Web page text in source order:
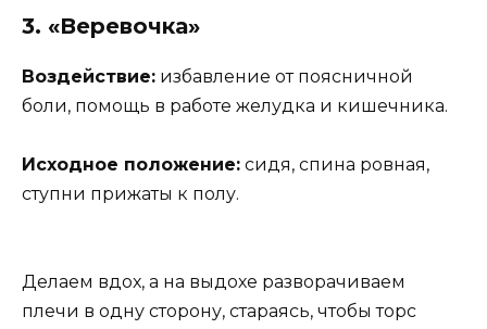
3. «Веревочка»
Воздействие: избавление от поясничной
боли, помощь в работе желудка и кишечника.
Исходное положение: сидя, спина ровная,
ступни прижаты к полу.
Делаем вдох, а на выдохе разворачиваем
плечи в одну сторону, стараясь, чтобы торс